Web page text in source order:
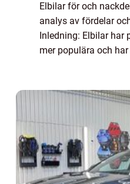
Elbilar för och
analys av fördelar
Inledning: Elbilar har
mer populära och